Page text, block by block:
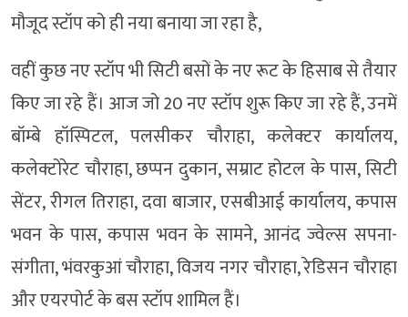
मौजूद स्टॉप को ही नया बनाया जा रहा है,
वहीं कुछ नए स्टॉप भी सिटी बसों के नए रूट के हिसाब से तैयार
किए जा रहे हैं। आज जो 20 नए स्टॉप शुरू किए जा रहे हैं, उनमें
बॉम्बे हॉस्पिटल, पलसीकर चौराहा, कलेक्टर कार्यालय,
कलेक्टोरेट चौराहा, छप्पन दुकान, सम्राट होटल के पास, सिटी
सेंटर, रीगल तिराहा, दवा बाजार, एसबीआई कार्यालय, कपास
भवन के पास, कपास भवन के सामने, आनंद ज्वेल्स सपना-
संगीता, भंवरकुआं चौराहा, विजय नगर चौराहा, रेडिसन चौराहा
और एयरपोर्ट के बस स्टॉप शामिल हैं।